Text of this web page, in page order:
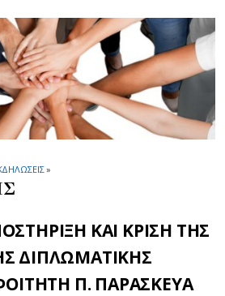
»
ΚΑΙ ΚΡΙΣΗ ΤΗΣ
ΔΙΠΛΩΜΑΤΙΚΗΣ
Π. ΠΑΡΑΣΚΕΥΑ